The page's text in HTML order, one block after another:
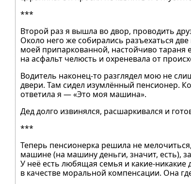
***
Второй раз я вышла во двор, проводить
Около него же собирались разъехаться
моей припаркованной, настойчиво тараня
на асфальт челюсть и охреневала от
Водитель наконец-то разглядел мою не
двери. Там сидел изумлённый пенсионер.
ответила я — «Это моя машина».
Дед долго извинялся, расшаркивался и
***
Теперь пенсионерка решила не
машине (на машину деньги, значит, есть),
У неё есть любящая семья и какие-
в качестве моральной компенсации. Она